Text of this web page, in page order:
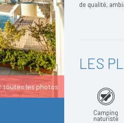
toutes les photos
de qualité,
LES
Camping
naturiste